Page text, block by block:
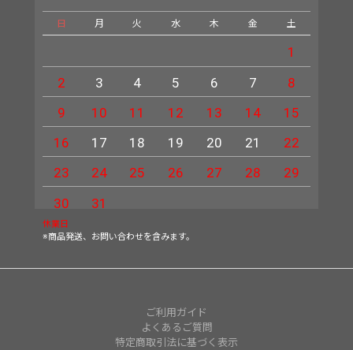
日 月 火 水 木 金 土
1
2
3 4 5 6 7
8
9
10 11 12 13 14
15
16
17 18 19 20 21
22
23
24 25 26 27 28
29
30
31
休業日
※商品発送、お問い合わせを含みます。
ご利用ガイド
よくあるご質問
特定商取引法に基づく表示